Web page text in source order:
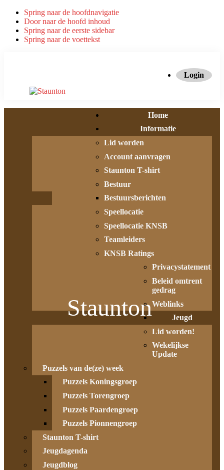
Spring naar de hoofdnavigatie
Door naar de hoofd inhoud
Spring naar de eerste sidebar
Spring naar de voettekst
Login
Staunton
Home
Informatie
Lid worden
Account aanvragen
Staunton T-shirt
Bestuur
Bestuursberichten
Speellocatie
Speellocatie KNSB
Teamleiders
KNSB Ratings
Privacystatement
Beleid omtrent
gedrag
Weblinks
Jeugd
Lid worden!
Wekelijkse
Update
Puzzels van de(ze) week
Puzzels Koningsgroep
Puzzels Torengroep
Puzzels Paardengroep
Puzzels Pionnengroep
Staunton T-shirt
Jeugdagenda
Jeugdblog